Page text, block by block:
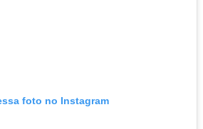
foto no Instagram